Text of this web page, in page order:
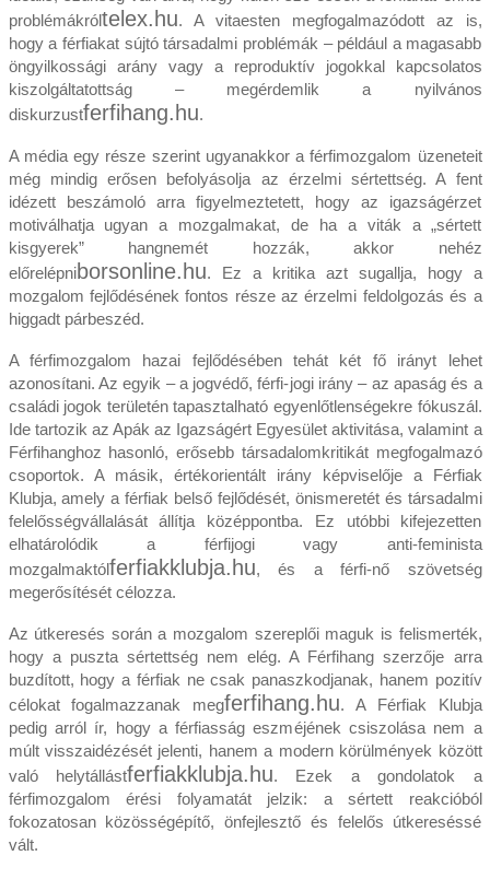
problémákróltelex.hu. A vitaesten megfogalmazódott az is,
hogy a férfiakat sújtó társadalmi problémák – például a magasabb
öngyilkossági arány vagy a reproduktív jogokkal kapcsolatos
kiszolgáltatottság – megérdemlik a nyilvános
diskurzustferfihang.hu.
A média egy része szerint ugyanakkor a férfimozgalom üzeneteit
még mindig erősen befolyásolja az érzelmi sértettség. A fent
idézett beszámoló arra figyelmeztetett, hogy az igazságérzet
motiválhatja ugyan a mozgalmakat, de ha a viták a „sértett
kisgyerek” hangnemét hozzák, akkor nehéz
előrelépniborsonline.hu. Ez a kritika azt sugallja, hogy a
mozgalom fejlődésének fontos része az érzelmi feldolgozás és a
higgadt párbeszéd.
A férfimozgalom hazai fejlődésében tehát két fő irányt lehet
azonosítani. Az egyik – a jogvédő, férfi‑jogi irány – az apaság és a
családi jogok területén tapasztalható egyenlőtlenségekre fókuszál.
Ide tartozik az Apák az Igazságért Egyesület aktivitása, valamint a
Férfihanghoz hasonló, erősebb társadalomkritikát megfogalmazó
csoportok. A másik, értékorientált irány képviselője a Férfiak
Klubja, amely a férfiak belső fejlődését, önismeretét és társadalmi
felelősségvállalását állítja középpontba. Ez utóbbi kifejezetten
elhatárolódik a férfijogi vagy anti‑feminista
mozgalmaktólferfiakklubja.hu, és a férfi‑nő szövetség
megerősítését célozza.
Az útkeresés során a mozgalom szereplői maguk is felismerték,
hogy a puszta sértettség nem elég. A Férfihang szerzője arra
buzdított, hogy a férfiak ne csak panaszkodjanak, hanem pozitív
célokat fogalmazzanak megferfihang.hu. A Férfiak Klubja
pedig arról ír, hogy a férfiasság eszméjének csiszolása nem a
múlt visszaidézését jelenti, hanem a modern körülmények között
való helytállástferfiakklubja.hu. Ezek a gondolatok a
férfimozgalom érési folyamatát jelzik: a sértett reakcióból
fokozatosan közösségépítő, önfejlesztő és felelős útkereséssé
vált.